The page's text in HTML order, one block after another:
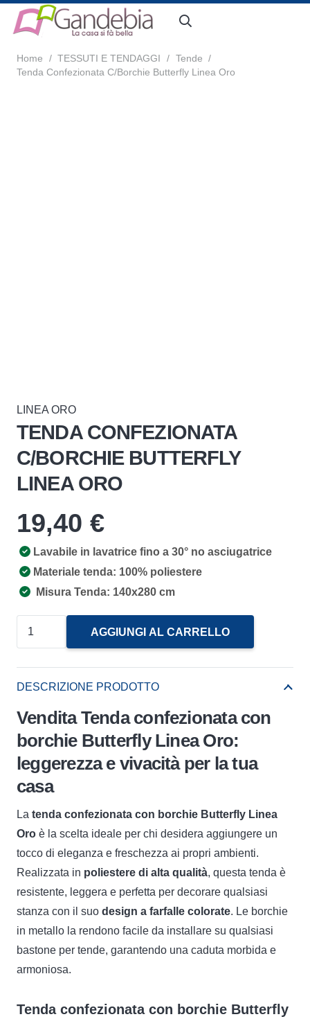
Home / TESSUTI E TENDAGGI / Tende /
Tenda Confezionata C/Borchie Butterfly Linea Oro
LINEA ORO
TENDA CONFEZIONATA
C/BORCHIE BUTTERFLY
LINEA ORO
19,40 €
Lavabile in lavatrice fino a 30° no asciugatrice
Materiale tenda: 100% poliestere
Misura Tenda: 140x280 cm
Butterfly
Oro
quantità
AGGIUNGI AL CARRELLO
DESCRIZIONE PRODOTTO
Vendita Tenda confezionata con
borchie Butterfly Linea Oro:
leggerezza e vivacità per la tua
casa
La tenda confezionata con borchie Butterfly Linea
Oro è la scelta ideale per chi desidera aggiungere un
tocco di eleganza e freschezza ai propri ambienti.
Realizzata in poliestere di alta qualità, questa tenda è
resistente, leggera e perfetta per decorare qualsiasi
stanza con il suo design a farfalle colorate. Le borchie
in metallo la rendono facile da installare su qualsiasi
bastone per tende, garantendo una caduta morbida e
armoniosa.
Tenda confezionata con borchie Butterfly